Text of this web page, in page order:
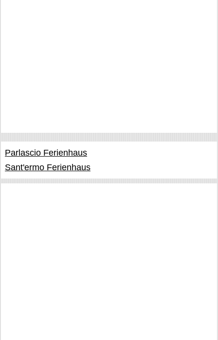
Parlascio Ferienhaus
Sant'ermo Ferienhaus